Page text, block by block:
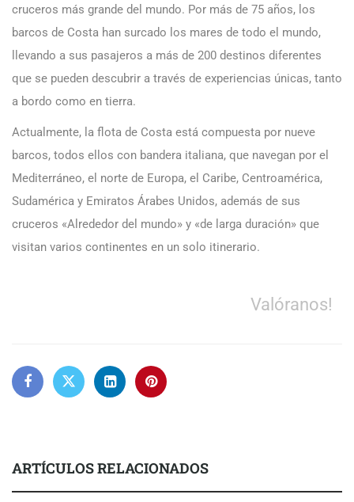
cruceros más grande del mundo. Por más de 75 años, los
barcos de Costa han surcado los mares de todo el mundo,
llevando a sus pasajeros a más de 200 destinos diferentes
que se pueden descubrir a través de experiencias únicas, tanto
a bordo como en tierra.
Actualmente, la flota de Costa está compuesta por nueve
barcos, todos ellos con bandera italiana, que navegan por el
Mediterráneo, el norte de Europa, el Caribe, Centroamérica,
Sudamérica y Emiratos Árabes Unidos, además de sus
cruceros «Alrededor del mundo» y «de larga duración» que
visitan varios continentes en un solo itinerario.
Valóranos!
ARTÍCULOS RELACIONADOS